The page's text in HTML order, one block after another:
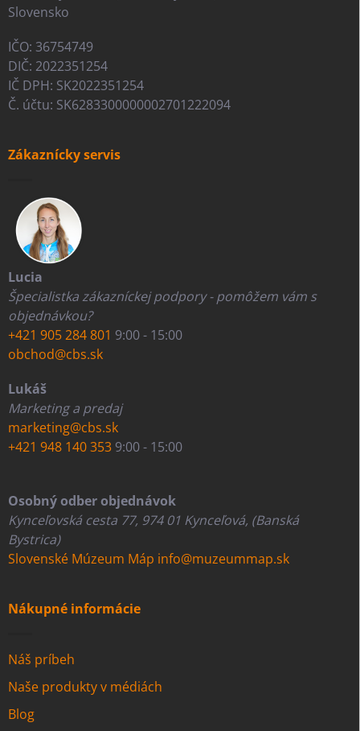
Slovensko
IČO: 36754749
DIČ: 2022351254
IČ DPH: SK2022351254
Č. účtu: SK6283300000002701222094
Zákaznícky servis
Lucia
Špecialistka zákazníckej podpory - pomôžem vám s
objednávkou?
+421 905 284 801 9:00 - 15:00
obchod@cbs.sk
Lukáš
Marketing a predaj
marketing@cbs.sk
+421 948 140 353 9:00 - 15:00
Osobný odber objednávok
Kynceľovská cesta 77, 974 01 Kynceľová, (Banská
Bystrica)
Slovenské Múzeum Máp info@muzeummap.sk
Nákupné informácie
Náš príbeh
Naše produkty v médiách
Blog